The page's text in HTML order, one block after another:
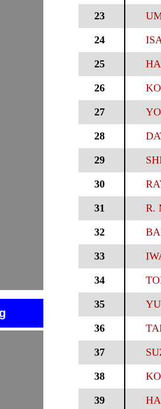
23
24
25
26
27
28
29
30
31 R.
32
33
34
35
36
37
38
39